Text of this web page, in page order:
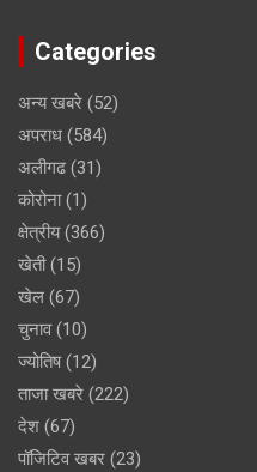
Categories
अन्य खबरे (52)
अपराध (584)
अलीगढ(31)
कोरोना(1)
क्षेत्रीय(366)
खेती(15)
खेल (67)
चुनाव(10)
ज्योतिष(12)
ताजा खबरे (222)
देश (67)
पॉजिटिव खबर (23)